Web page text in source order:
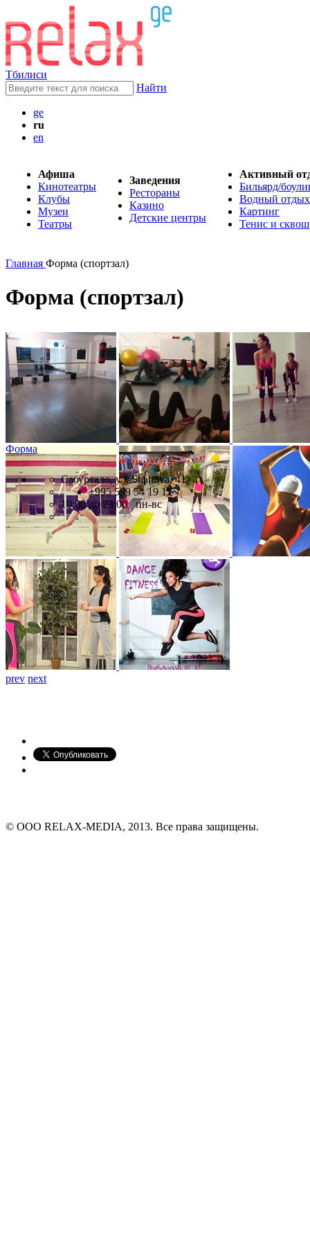
Тбилиси
Найти
ge
ru
en
Афиша
Кинотеатры
Клубы
Музеи
Театры
Заведения
Рестораны
Казино
Детские центры
Активный
Бильярд/
Водный отдых
Картинг
Тенис и сквош
Главная Форма (спортзал)
Форма (спортзал)
prev next
Форма
Сабуртало, ул. Shartava, 41
+995 599 54 19 12
10:00 до 23:00 пн-вс
© ООО RELAX-MEDIA, 2013. Все права защищены.